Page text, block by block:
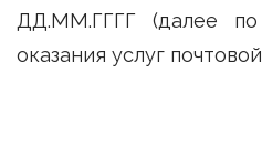
ДД.ММ.ГГГГ (далее
оказания услуг